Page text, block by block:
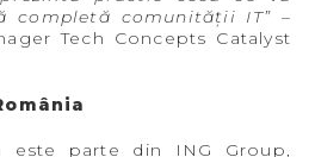
completă comunității IT” –
Tech Concepts Catalyst
este parte din ING Group,